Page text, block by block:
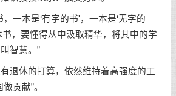
本是‘有字的书'，一本是‘无字的
，要懂得从中汲取精华，将其中的学
智慧。”
休的打算，依然维持着高强度的工
贡献”。